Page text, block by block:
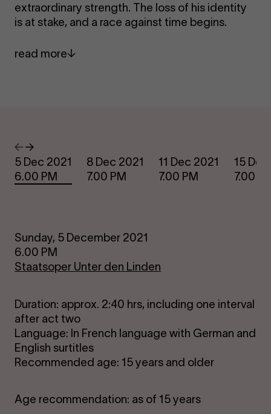
extraordinary strength. The loss of his identity
is at stake, and a race against time begins.
read more
DatesPrevious
Next
5 Dec 2021
6.00 PM
8 Dec 2021
7.00 PM
11 Dec 2021
7.00 PM
15
7.00
Sunday, 5 December 2021
6.00 PM
Staatsoper Unter den Linden
Duration: approx. 2:40 hrs, including one interval
after act two
Language: In French language with German and
English surtitles
Recommended age: 15 years and older
Age recommendation: as of 15 years